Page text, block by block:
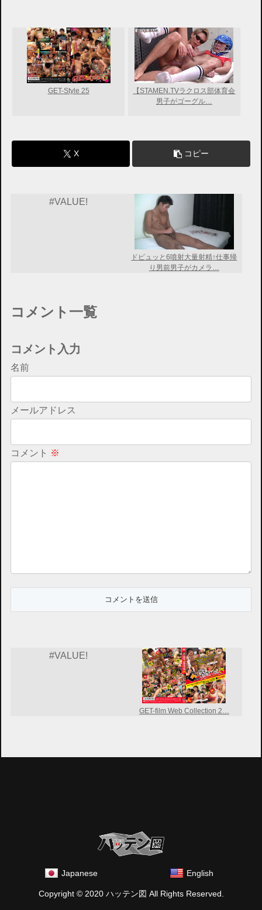
GET-Style 25
【STAMEN.TVラクロス部体育会
男子がゴーグル…
X コピー
#VALUE!
ドピュッと6噴射大量射精↑仕事帰
り男前男子がカメラ…
コメント一覧
コメント入力
名前
メールアドレス
コメント ※
#VALUE!
GET-film Web Collection 2…
Japanese English
Copyright © 2020 ハッテン図 All Rights Reserved.